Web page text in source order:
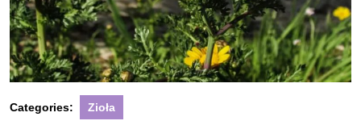
Categories: Zioła